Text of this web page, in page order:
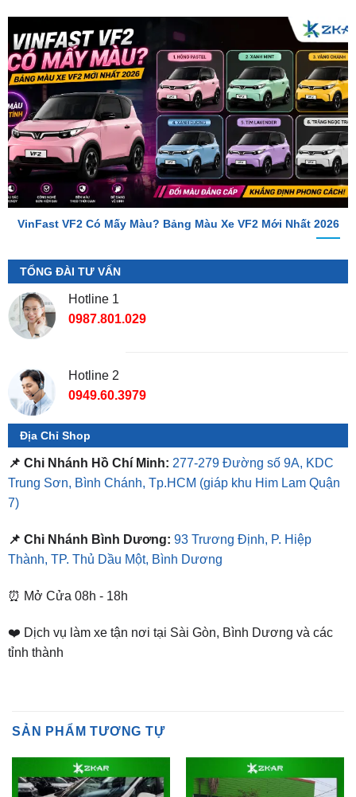
VinFast VF2 Có Mấy Màu? Bảng Màu Xe VF2 Mới Nhất 2026
TỔNG ĐÀI TƯ VẤN
Hotline 1
0987.801.029
Địa Chỉ Shop
📌 Chi Nhánh Hồ Chí Minh: 277-279 Đường số 9A, KDC
Trung Sơn, Bình Chánh, Tp.HCM
7)
📌 Chi Nhánh Bình Dương:
⏰ Mở Cửa 08h - 18h
❤️ Dịch vụ làm xe tận nơi tại Sài Gòn, Bình Dương và các